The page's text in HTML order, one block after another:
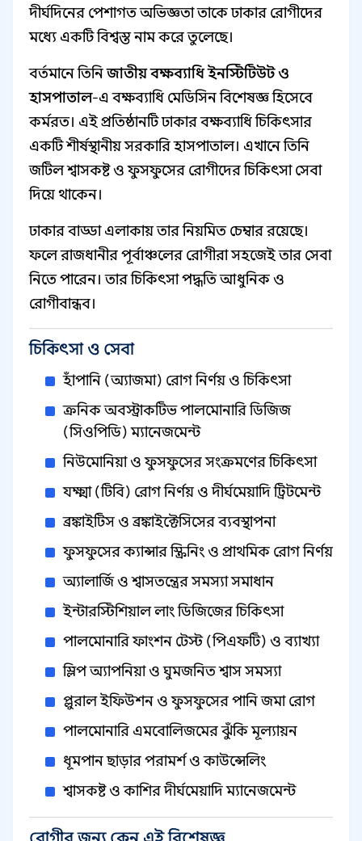
দীর্ঘদিনের পেশাগত অভিজ্ঞতা তাকে ঢাকার রোগীদের
মধ্যে একটি বিশ্বস্ত নাম করে তুলেছে।
বর্তমানে তিনিজাতীয় বক্ষব্যাধি ইনস্টিটিউট ও
হাসপাতাল-এ বক্ষব্যাধি মেডিসিন বিশেষজ্ঞ হিসেবে
কর্মরত। এই প্রতিষ্ঠানটি ঢাকার বক্ষব্যাধি চিকিৎসার
একটি শীর্ষস্থানীয় সরকারি হাসপাতাল। এখানে তিনি
জটিল শ্বাসকষ্ট ও ফুসফুসের রোগীদের চিকিৎসা সেবা
দিয়ে থাকেন।
ঢাকার বাড্ডা এলাকায় তার নিয়মিত চেম্বার রয়েছে।
ফলে রাজধানীর পূর্বাঞ্চলের রোগীরা সহজেই তার সেবা
নিতে পারেন। তার চিকিৎসা পদ্ধতি আধুনিক ও
রোগীবান্ধব।
চিকিৎসা ও সেবা
হাঁপানি (অ্যাজমা) রোগ নির্ণয় ও চিকিৎসা
ক্রনিক অবস্ট্রাকটিভ পালমোনারি ডিজিজ
(সিওপিডি) ম্যানেজমেন্ট
নিউমোনিয়া ও ফুসফুসের সংক্রমণের চিকিৎসা
যক্ষ্মা (টিবি) রোগ নির্ণয় ও দীর্ঘমেয়াদি ট্রিটমেন্ট
ব্রঙ্কাইটিস ও ব্রঙ্কাইক্টেসিসের ব্যবস্থাপনা
ফুসফুসের ক্যান্সার স্ক্রিনিং ও প্রাথমিক রোগ নির্ণয়
অ্যালার্জি ও শ্বাসতন্ত্রের সমস্যা সমাধান
ইন্টারস্টিশিয়াল লাং ডিজিজের চিকিৎসা
পালমোনারি ফাংশন টেস্ট (পিএফটি) ও ব্যাখ্যা
স্লিপ অ্যাপনিয়া ও ঘুমজনিত শ্বাস সমস্যা
প্লুরাল ইফিউশন ও ফুসফুসের পানি জমা রোগ
পালমোনারি এমবোলিজমের ঝুঁকি মূল্যায়ন
ধূমপান ছাড়ার পরামর্শ ও কাউন্সেলিং
শ্বাসকষ্ট ও কাশির দীর্ঘমেয়াদি ম্যানেজমেন্ট